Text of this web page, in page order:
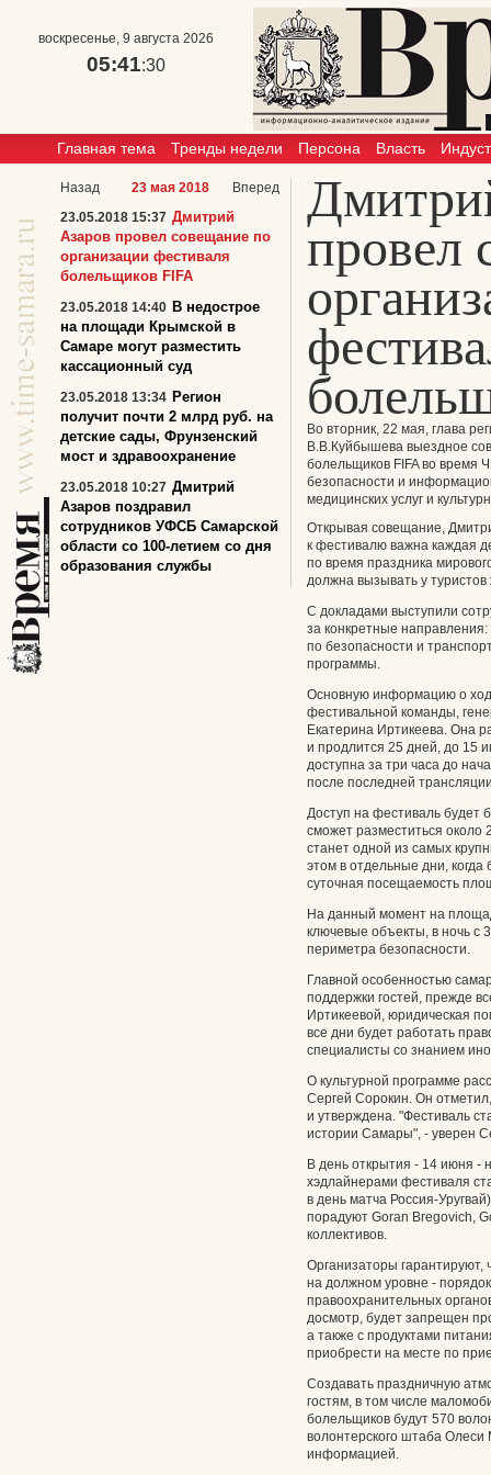
воскресенье, 9 августа 2026
05:41:31
Главная тема Тренды недели Персона Власть
провел
Во вторник, 22 мая, глава
В.В.Куйбышева выездное
болельщиков FIFA во время
безопасности и
медицинских услуг и
Открывая совещание,
к фестивалю важна каждая
по время праздника
должна вызывать у
С докладами выступили
за конкретные
по безопасности и
программы.
Основную информацию о
фестивальной команды,
Екатерина Иртикеева. Она
и продлится 25 дней, до 15
доступна за три часа до
после последней
Доступ на фестиваль будет
сможет разместиться
станет одной из самых
этом в отдельные дни,
суточная посещаемость
На данный момент на
ключевые объекты, в ночь с
периметра безопасности.
Главной особенностью
поддержки гостей, прежде
Иртикеевой, юридическая
все дни будет работать
специалисты со знанием
О культурной программе
Сергей Сорокин. Он
и утверждена. "Фестиваль
истории Самары", - уверен
В день открытия - 14 июня -
хэдлайнерами фестиваля
в день матча Россия-
порадуют Goran Bregovich,
коллективов.
Организаторы гарантируют,
на должном уровне -
правоохранительных
досмотр, будет запрещен
а также с продуктами
приобрести на месте по
Создавать праздничную
гостям, в том числе
болельщиков будут 570
волонтерского штаба Олеси
информацией.
Назад 23 мая 2018
Вперед
23.05.2018 15:37 Дмитрий
Азаров провел совещание по
организации фестиваля
болельщиков FIFA
23.05.2018 14:40 В недострое
на площади Крымской в
Самаре могут разместить
кассационный суд
23.05.2018 13:34 Регион
получит почти 2 млрд руб. на
детские сады, Фрунзенский
мост и здравоохранение
23.05.2018 10:27 Дмитрий
Азаров поздравил
сотрудников УФСБ Самарской
области со 100-летием со дня
образования службы